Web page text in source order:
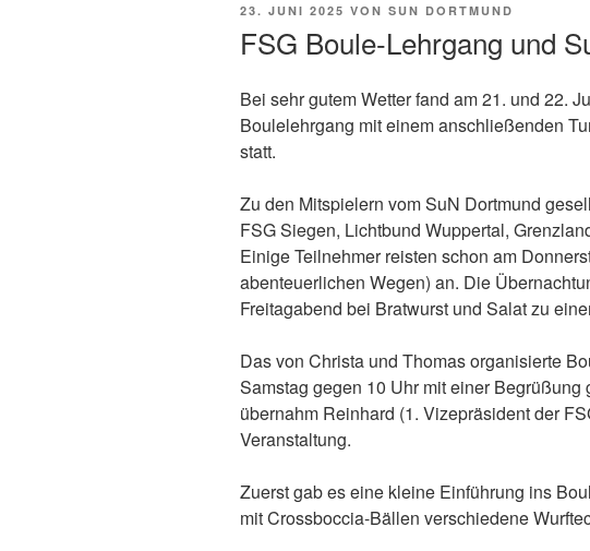
VERÖFFENTLICHT
23. JUNI 2025 VON SUN DORTMUND
FSG Boule-Lehrgang und
Bei sehr gutem Wetter fand am 21. und 22.
Boulelehrgang mit einem anschließenden
statt.
Zu den Mitspielern vom SuN Dortmund
FSG Siegen, Lichtbund Wuppertal,
Einige Teilnehmer reisten schon am
abenteuerlichen Wegen) an. Die
Freitagabend bei Bratwurst und Salat zu
Das von Christa und Thomas organisierte
Samstag gegen 10 Uhr mit einer Begrüßung
übernahm Reinhard (1. Vizepräsident der
Veranstaltung.
Zuerst gab es eine kleine Einführung ins
mit Crossboccia-Bällen verschiedene